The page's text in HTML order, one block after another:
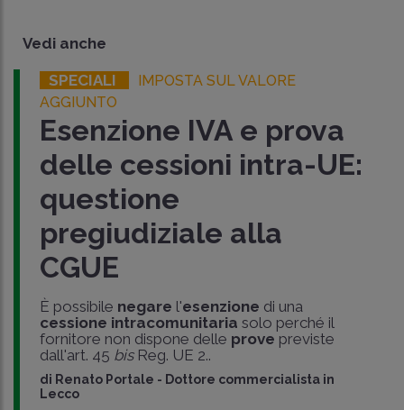
Vedi anche
SPECIALI
IMPOSTA SUL VALORE
AGGIUNTO
Esenzione IVA e prova
delle cessioni intra-UE:
questione
pregiudiziale alla
CGUE
È possibile negare l'esenzione di una
cessione intracomunitaria solo perché il
fornitore non dispone delle prove previste
dall'art. 45 bisReg. UE 2..
di Renato Portale - Dottore commercialista in
Lecco